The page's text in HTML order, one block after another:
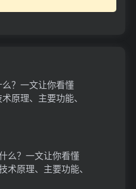
？一文让你看懂
原理、主要功能、
么？一文让你看懂
原理、主要功能、